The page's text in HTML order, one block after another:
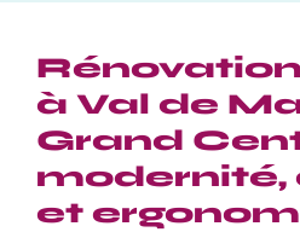
à Val de
Grand
modernité,
et